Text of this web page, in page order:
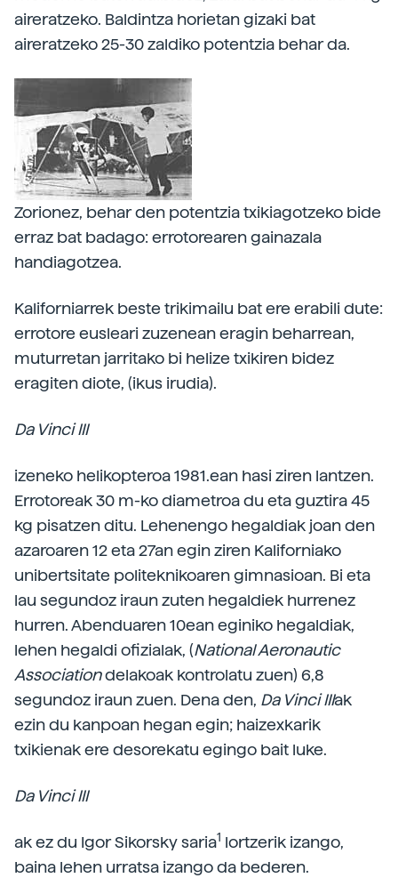
aireratzeko. Baldintza horietan gizaki bat
aireratzeko 25-30 zaldiko potentzia behar da.
Zorionez, behar den potentzia txikiagotzeko bide
erraz bat badago: errotorearen gainazala
handiagotzea.
Kaliforniarrek beste trikimailu bat ere erabili dute:
errotore eusleari zuzenean eragin beharrean,
muturretan jarritako bi helize txikiren bidez
eragiten diote, (ikus irudia).
Da Vinci III
izeneko helikopteroa 1981.ean hasi ziren lantzen.
Errotoreak 30 m-ko diametroa du eta guztira 45
kg pisatzen ditu. Lehenengo hegaldiak joan den
azaroaren 12 eta 27an egin ziren Kaliforniako
unibertsitate politeknikoaren gimnasioan. Bi eta
lau segundoz iraun zuten hegaldiek hurrenez
hurren. Abenduaren 10ean eginiko hegaldiak,
lehen hegaldi ofizialak, (National Aeronautic
Associationdelakoak kontrolatu zuen) 6,8
segundoz iraun zuen. Dena den, Da Vinci IIIak
ezin du kanpoan hegan egin; haizexkarik
txikienak ere desorekatu egingo bait luke.
Da Vinci III
ak ez du Igor Sikorsky saria1 lortzerik izango,
baina lehen urratsa izango da bederen.